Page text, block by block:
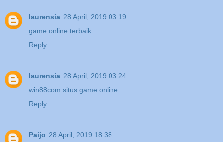
laurensia 28 April, 2019 03:19
game online terbaik
Reply
laurensia 28 April, 2019 03:24
win88com situs game online
Reply
Paijo 28 April, 2019 18:38